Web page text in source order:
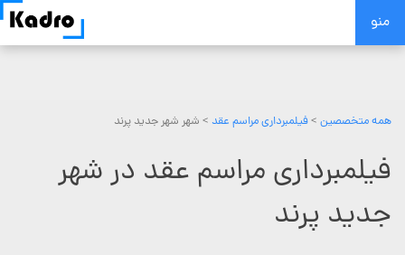
Skip
منو
همه متخصصین >فیلمبرداری مراسم عقد > شهر شهر جدید پرند
فیلمبرداری مراسم عقد در شهر
جدید پرند